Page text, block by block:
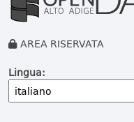
AREA RISERVATA
Lingua